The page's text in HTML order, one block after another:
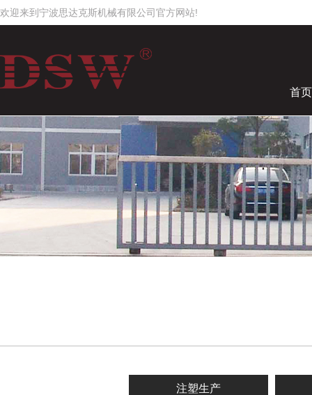
欢迎来到宁波思达克斯机械有限公司官方网站!
首页
注塑生产
工作时间
周一至周日
8:00 - 18:00
2545819506